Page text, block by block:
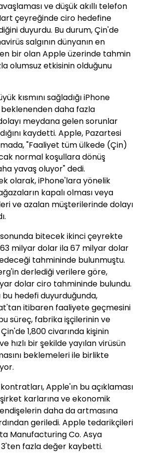
ve düşük akıllı telefon
çeyreğinde ciro hedefine
duyurdu. Bu durum, Çin'de
salgının dünyanın en
bir olan Apple üzerinde tahmin
olumsuz etkisinin olduğunu
kısmını sağladığı iPhone
daha fazla
meydana gelen sorunlar
kaydetti. Apple, Pazartesi
"Faaliyet tüm ülkede (Çin)
normal koşullara dönüş
yavaş oluyor" dedi.
olarak, iPhone'lara yönelik
kapalı olması veya
ve azalan müşterilerinde dolayı
sonunda bitecek ikinci çeyrekte
milyar dolar ila 67 milyar dolar
tahmininde bulunmuştu.
derlediği verilere göre,
dolar ciro tahmininde bulundu.
hedefi duyurduğunda,
itibaren faaliyete geçmesini
süreç, fabrika işçilerinin ve
1,800 civarında kişinin
hızlı bir şekilde yayılan virüsün
beklemeleri ile birlikte
Apple'ın bu açıklaması
şirket karlarına ve ekonomik
daha da artmasına
geriledi. Apple tedarikçileri
Manufacturing Co. Asya
fazla değer kaybetti.